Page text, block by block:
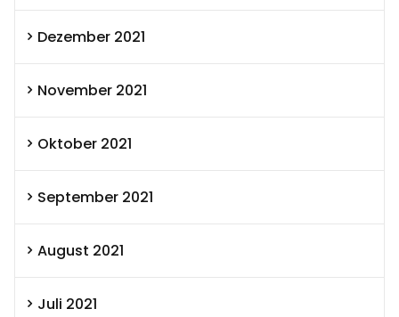
Dezember 2021
November 2021
Oktober 2021
September 2021
August 2021
Juli 2021